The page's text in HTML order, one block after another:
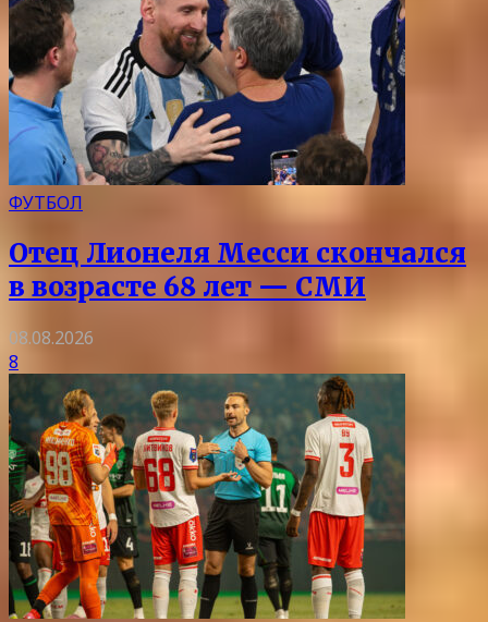
ФУТБОЛ
Отец Лионеля Месси скончался
в возрасте 68 лет — СМИ
08.08.2026
8